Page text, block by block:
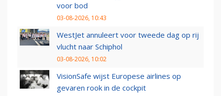
voor bod
03-08-2026, 10:43
WestJet annuleert voor tweede dag op rij
vlucht naar Schiphol
03-08-2026, 10:02
VisionSafe wijst Europese airlines op
gevaren rook in de cockpit